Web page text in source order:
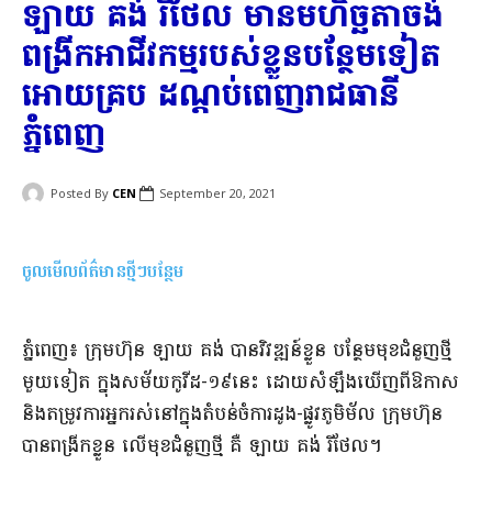
ឡាយ គង់ រីថែល មានមហិច្ឆតាចង់
ពង្រីកអាជីវកម្មរបស់ខ្លួនបន្ថែមទៀត
អោយគ្រប ដណ្តប់ពេញរាជធានី
ភ្នំពេញ
Posted By CEN September 20, 2021
ចូលមើលព័ត៌មានថ្មីៗបន្ថែម
ភ្នំពេញ៖ ក្រុមហ៊ុន ឡាយ គង់ បានវិវឌ្ឍន៍ខ្លួន បន្ថែមមុខជំនួញថ្មី
មួយទៀត ក្នុងសម័យកូវីដ-១៩នេះ ដោយ​​សំឡឹងឃើញពីឱកាស
និងតម្រូវការអ្នករស់នៅក្នុងតំបន់ចំការដូង-ផ្លូវភូមិម័ល ក្រុមហ៊ុន
បានពង្រីកខ្លួន លើមុខជំនួញថ្មី គឺ ឡាយ គង់ រីថែល។